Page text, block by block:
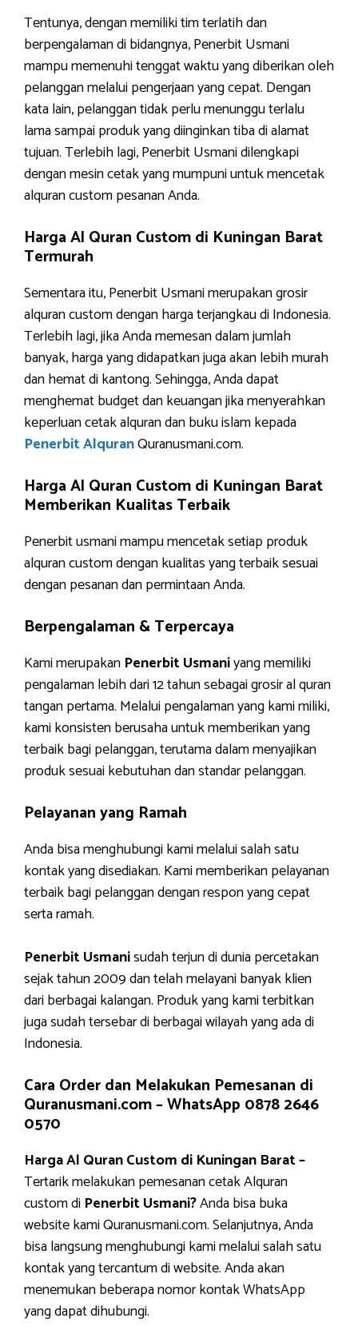
Tentunya, dengan memiliki tim terlatih dan
berpengalaman di bidangnya, Penerbit Usmani
mampu memenuhi tenggat waktu yang diberikan oleh
pelanggan melalui pengerjaan yang cepat. Dengan
kata lain, pelanggan tidak perlu menunggu terlalu
lama sampai produk yang diinginkan tiba di alamat
tujuan. Terlebih lagi, Penerbit Usmani dilengkapi
dengan mesin cetak yang mumpuni untuk mencetak
alquran custom pesanan Anda.
Harga Al Quran Custom di Kuningan Barat
Termurah
Sementara itu, Penerbit Usmani merupakan grosir
alquran custom dengan harga terjangkau di Indonesia.
Terlebih lagi, jika Anda memesan dalam jumlah
banyak, harga yang didapatkan juga akan lebih murah
dan hemat di kantong. Sehingga, Anda dapat
menghemat budget dan keuangan jika menyerahkan
keperluan cetak alquran dan buku islam kepada
Penerbit AlquranQuranusmani.com.
Harga Al Quran Custom di Kuningan Barat
Memberikan Kualitas Terbaik
Penerbit usmani mampu mencetak setiap produk
alquran custom dengan kualitas yang terbaik sesuai
dengan pesanan dan permintaan Anda.
Berpengalaman & Terpercaya
Kami merupakan Penerbit Usmaniyang memiliki
pengalaman lebih dari 12 tahun sebagai grosir al quran
tangan pertama. Melalui pengalaman yang kami miliki,
kami konsisten berusaha untuk memberikan yang
terbaik bagi pelanggan, terutama dalam menyajikan
produk sesuai kebutuhan dan standar pelanggan.
Pelayanan yang Ramah
Anda bisa menghubungi kami melalui salah satu
kontak yang disediakan. Kami memberikan pelayanan
terbaik bagi pelanggan dengan respon yang cepat
serta ramah.
Penerbit Usmanisudah terjun di dunia percetakan
sejak tahun 2009 dan telah melayani banyak klien
dari berbagai kalangan. Produk yang kami terbitkan
juga sudah tersebar di berbagai wilayah yang ada di
Indonesia.
Cara Order dan Melakukan Pemesanan di
Quranusmani.com –WhatsApp 0878 2646
0570
Harga Al Quran Custom di Kuningan Barat –
Tertarik melakukan pemesanan cetak Alquran
custom di Penerbit Usmani?Anda bisa buka
website kami Quranusmani.com. Selanjutnya, Anda
bisa langsung menghubungi kami melalui salah satu
kontak yang tercantum di website. Anda akan
menemukan beberapa nomor kontak WhatsApp
yang dapat dihubungi.